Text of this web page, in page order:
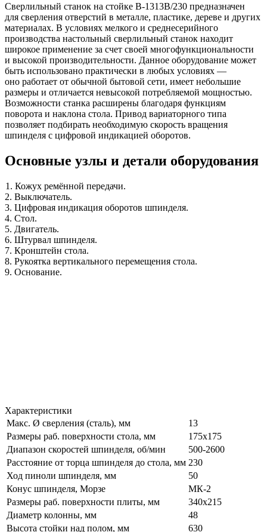
Сверлильный станок на стойке В-1313В/230 предназначен
для сверления отверстий в металле, пластике, дереве и других
материалах. В условиях мелкого и среднесерийного
производства настольный сверлильный станок находит
широкое применение за счет своей многофункциональности
и высокой производительности. Данное оборудование может
быть использовано практически в любых условиях —
оно работает от обычной бытовой сети, имеет небольшие
размеры и отличается невысокой потребляемой мощностью.
Возможности станка расширены благодаря функциям
поворота и наклона стола. Привод вариаторного типа
позволяет подбирать необходимую скорость вращения
шпинделя с цифровой индикацией оборотов.
Основные узлы и детали оборудования
1. Кожух ремённой передачи.
2. Выключатель.
3. Цифровая индикация оборотов шпинделя.
4. Стол.
5. Двигатель.
6. Штурвал шпинделя.
7. Кронштейн стола.
8. Рукоятка вертикального перемещения стола.
9. Основание.
Характеристики
Макс. Ø сверления (сталь), мм
13
Размеры раб. поверхности стола, мм
175х175
Диапазон скоростей шпинделя, об/мин
500-2600
Расстояние от торца шпинделя до стола, мм 230
Ход пиноли шпинделя, мм
50
Конус шпинделя, Морзе
МК-2
Размеры раб. поверхности плиты, мм
340х215
Диаметр колонны, мм
48
Высота стойки над полом, мм
630